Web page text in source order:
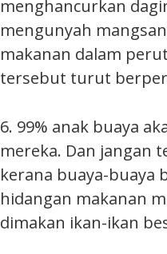
menghancurkan
mengunyah
makanan dalam
tersebut turut
6. 99% anak buaya
mereka. Dan jangan
kerana buaya-buaya
hidangan makanan
dimakan ikan-ikan